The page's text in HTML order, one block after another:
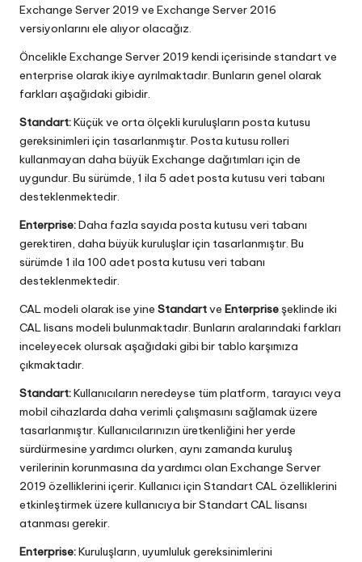
Exchange Server 2019 ve Exchange Server 2016
versiyonlarını ele alıyor olacağız.
Öncelikle Exchange Server 2019 kendi içerisinde standart ve
enterprise olarak ikiye ayrılmaktadır. Bunların genel olarak
farkları aşağıdaki gibidir.
Standart:Küçük ve orta ölçekli kuruluşların posta kutusu
gereksinimleri için tasarlanmıştır. Posta kutusu rolleri
kullanmayan daha büyük Exchange dağıtımları için de
uygundur. Bu sürümde, 1 ila 5 adet posta kutusu veri tabanı
desteklenmektedir.
Enterprise:Daha fazla sayıda posta kutusu veri tabanı
gerektiren, daha büyük kuruluşlar için tasarlanmıştır. Bu
sürümde 1 ila 100 adet posta kutusu veri tabanı
desteklenmektedir.
CAL modeli olarak ise yine Standartve Enterprise şeklinde iki
CAL lisans modeli bulunmaktadır. Bunların aralarındaki farkları
inceleyecek olursak aşağıdaki gibi bir tablo karşımıza
çıkmaktadır.
Standart:Kullanıcıların neredeyse tüm platform, tarayıcı veya
mobil cihazlarda daha verimli çalışmasını sağlamak üzere
tasarlanmıştır. Kullanıcılarınızın üretkenliğini her yerde
sürdürmesine yardımcı olurken, aynı zamanda kuruluş
verilerinin korunmasına da yardımcı olan Exchange Server
2019 özelliklerini içerir. Kullanıcı için Standart CAL özelliklerini
etkinleştirmek üzere kullanıcıya bir Standart CAL lisansı
atanması gerekir.
Enterprise:Kuruluşların, uyumluluk gereksinimlerini